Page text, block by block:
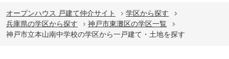
オープンハウス 戸建て仲介サイト
学区から探す
兵庫県の学区から探す
神戸市東灘区の学区一覧
神戸市立本山南中学校の学区から一戸建て・土地を探す